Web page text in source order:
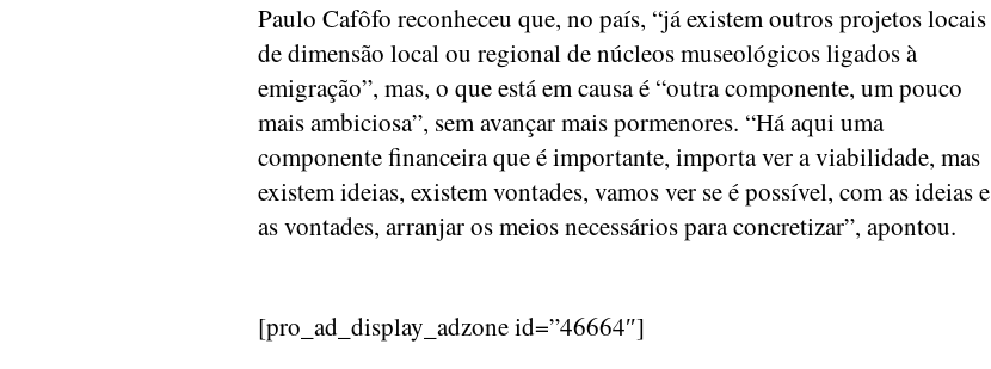
Paulo Cafôfo reconheceu que, no país, “já existem outros projetos locais
de dimensão local ou regional de núcleos museológicos ligados à
emigração”, mas, o que está em causa é “outra componente, um pouco
mais ambiciosa”, sem avançar mais pormenores. “Há aqui uma
componente financeira que é importante, importa ver a viabilidade, mas
existem ideias, existem vontades, vamos ver se é possível, com as ideias e
as vontades, arranjar os meios necessários para concretizar”, apontou.
[pro_ad_display_adzone id=”46664″]